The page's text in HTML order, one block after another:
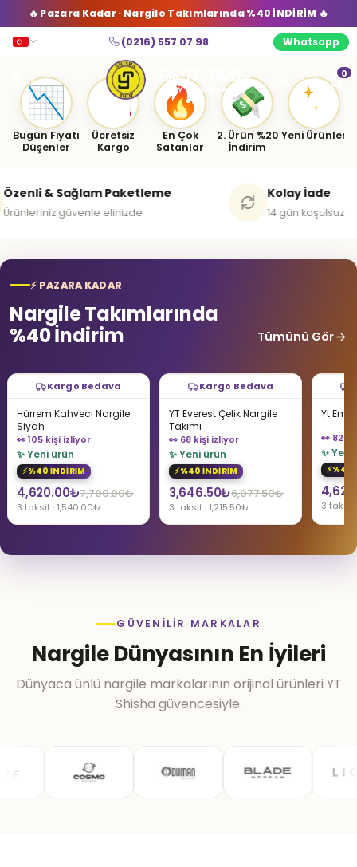
🔥 Pazara Kadar · Nargile Takımlarında %40 İNDİRİM 🔥
(0216) 557 07 98 Whatsapp
0
‹ ›
Bugün Fiyatı
Düşenler
Ücretsiz
Kargo
En Çok
Satanlar
2. Ürün %20
İndirim
Yeni Ürünler
Paketleme
elinizde 14 gün koşulsuz
⚡ PAZARA KADAR
Nargile Takımlarında
%40 İndirim
Tümünü Gör
Orijinal
fiyat:
Şu
andaki
3,613.50₺.
Orijinal
fiyat:
Şu
andaki
4,620.00₺.
Kargo Bedava
YT Everest Çelik Nargile
Takımı
👀 68 kişi izliyor
✨ Yeni ürün
%40 İNDİRİM
6,077.50₺
fiyat:
3,646.50₺
Şu
3 taksit · 1,215.50₺
Kargo Bedava
Yt Empire Gold Set
👀 82 kişi izliyor
✨ Yeni ürün
%40 İNDİRİM
7,700.00₺
4,620.00₺
3 taksit · 1,540.00₺
YT
👀 57
✨
%40
3 taksit
GÜVENILIR MARKALAR
Nargile Dünyasının En İyileri
Dünyaca ünlü nargile markalarının orijinal ürünleri YT
Shisha güvencesiyle.